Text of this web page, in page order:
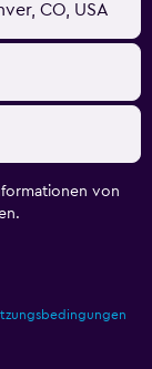
CO, USA
von